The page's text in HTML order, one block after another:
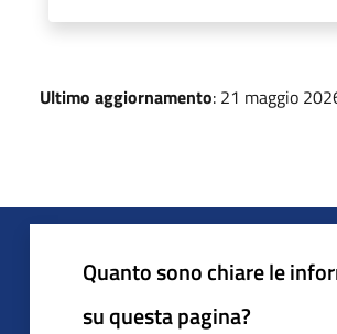
Ultimo aggiornamento: 21 maggio
Quanto sono chiare le
su questa pagina?